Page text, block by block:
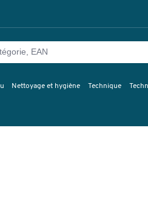
Nettoyage et hygiène Technique